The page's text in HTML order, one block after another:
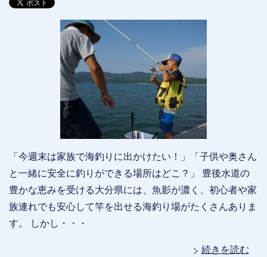
「今週末は家族で海釣りに出かけたい！」「子供や奥さん
と一緒に安全に釣りができる場所はどこ？」 豊後水道の
豊かな恵みを受ける大分県には、魚影が濃く、初心者や家
族連れでも安心して竿を出せる海釣り場がたくさんありま
す。 しかし・・・
続きを読む